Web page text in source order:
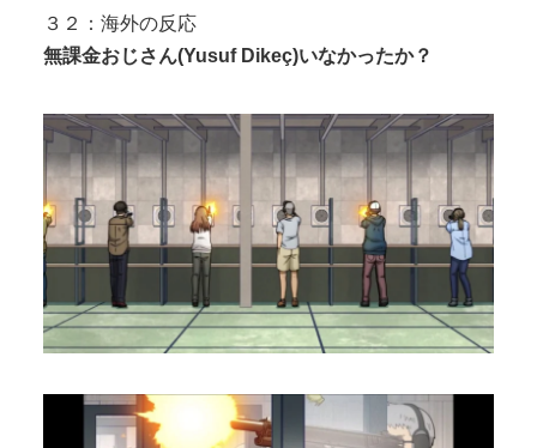
３２：海外の反応
無課金おじさん(Yusuf Dikeç)いなかったか？